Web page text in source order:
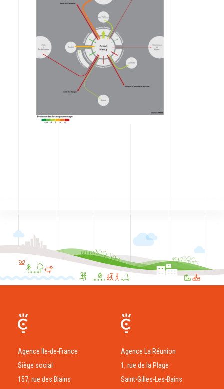
Contact
Agence Ile-de-France
Siège social
157, rue des Blains
Agence La Réunion
1, rue de la Plage
Saint-Gilles-Les-Bains